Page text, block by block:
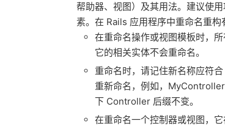
帮助器、视图）及其用法。建议使
素。在 Rails 应用程序中重命名重构
在重命名操作或视图模板时，
它的相关实体不会重命名。
重命名时，请记住新名称应符
重新命名，例如，
下 Controller 后缀不变。
在重命名一个控制器或视图，